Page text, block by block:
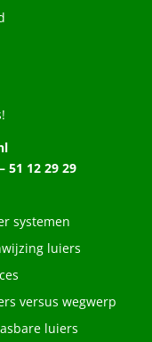
51 12 29 29
systemen
luiers
versus wegwerp
luiers